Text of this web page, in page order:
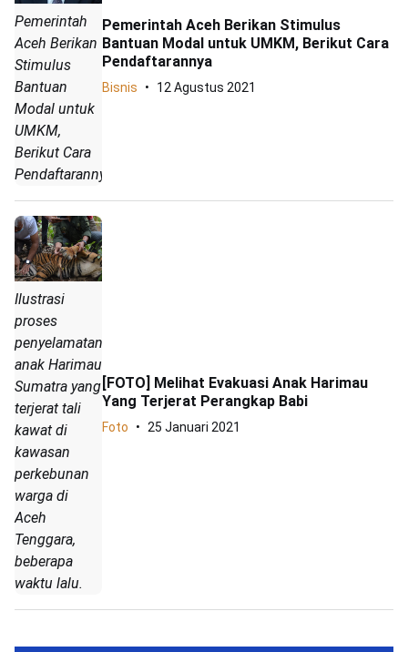
Pemerintah
Aceh Berikan
Stimulus
Bantuan
Modal untuk
UMKM,
Berikut Cara
Pendaftarannya
Pemerintah Aceh Berikan Stimulus
Bantuan Modal untuk UMKM, Berikut Cara
Pendaftarannya
Bisnis 12 Agustus 2021
Ilustrasi
proses
penyelamatan
anak Harimau
Sumatra yang
terjerat tali
kawat di
kawasan
perkebunan
warga di
Aceh
Tenggara,
beberapa
waktu lalu.
[FOTO] Melihat Evakuasi Anak Harimau
Yang Terjerat Perangkap Babi
Foto 25 Januari 2021